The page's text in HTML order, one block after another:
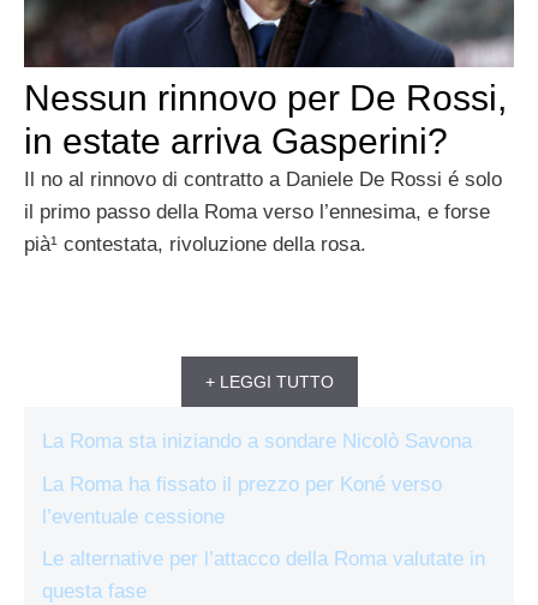
Nessun rinnovo per De Rossi,
in estate arriva Gasperini?
Il no al rinnovo di contratto a Daniele De Rossi é solo
il primo passo della Roma verso l’ennesima, e forse
pià¹ contestata, rivoluzione della rosa.
+ LEGGI TUTTO
La Roma sta iniziando a sondare Nicolò Savona
La Roma ha fissato il prezzo per Koné verso
l’eventuale cessione
Le alternative per l’attacco della Roma valutate in
questa fase